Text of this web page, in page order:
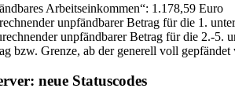
Arbeitseinkommen“: 1.178,59 Euro
unpfändbarer Betrag für die 1.
unpfändbarer Betrag für die 2.-5.
bzw. Grenze, ab der generell voll
neue Statuscodes